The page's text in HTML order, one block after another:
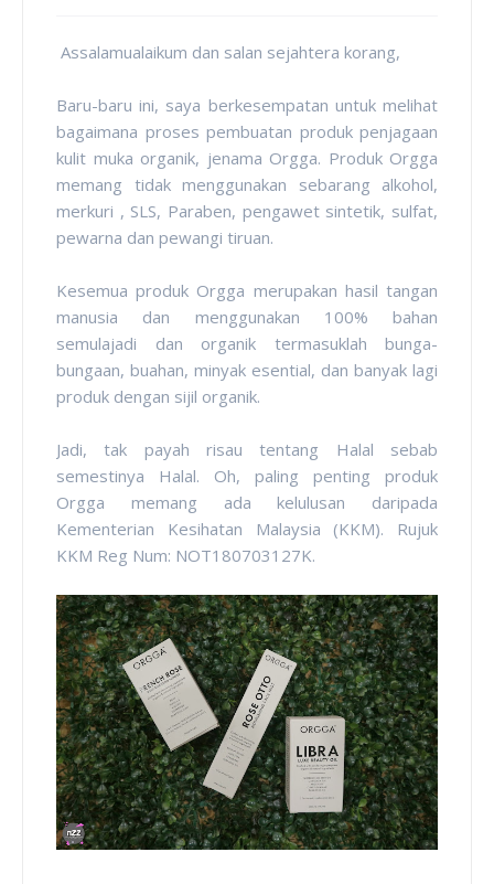
Assalamualaikum dan salan sejahtera korang,
Baru-baru ini, saya berkesempatan untuk melihat
bagaimana proses pembuatan produk penjagaan
kulit muka organik, jenama Orgga. Produk Orgga
memang tidak menggunakan sebarang alkohol,
merkuri , SLS, Paraben, pengawet sintetik, sulfat,
pewarna dan pewangi tiruan.
Kesemua produk Orgga merupakan hasil tangan
manusia dan menggunakan 100% bahan
semulajadi dan organik termasuklah bunga-
bungaan, buahan, minyak esential, dan banyak lagi
produk dengan sijil organik.
Jadi, tak payah risau tentang Halal sebab
semestinya Halal. Oh, paling penting produk
Orgga memang ada kelulusan daripada
Kementerian Kesihatan Malaysia (KKM). Rujuk
KKM Reg Num: NOT180703127K.